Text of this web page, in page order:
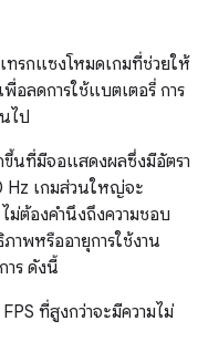
ทรกแซงโหมดเกมที่ช่วยให้
พื่อลดการใช้แบตเตอรี่ การ
ไป
นที่มีจอแสดงผลซึ่งมีอัตรา
Hz เกมส่วนใหญ่จะ
ม่ต้องคำนึงถึงความชอบ
าพหรืออายุการใช้งาน
าร ดังนี้
ที่สูงกว่าจะมีความไม่